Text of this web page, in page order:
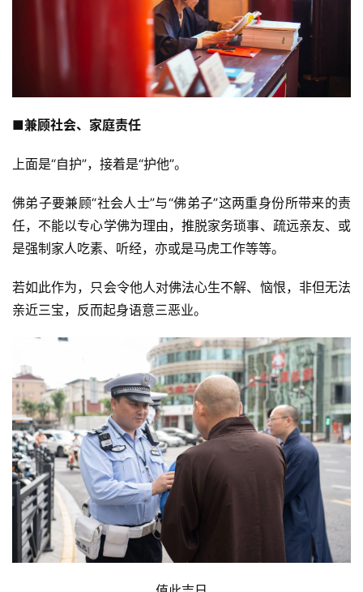
■兼顾社会、家庭责任
上面是“自护”，接着是“护他”。
佛弟子要兼顾“社会人士”与“佛弟子”这两重身份所带来的责
任，不能以专心学佛为理由，推脱家务琐事、疏远亲友、或
是强制家人吃素、听经，亦或是马虎工作等等。
若如此作为，只会令他人对佛法心生不解、恼恨，非但无法
亲近三宝，反而起身语意三恶业。